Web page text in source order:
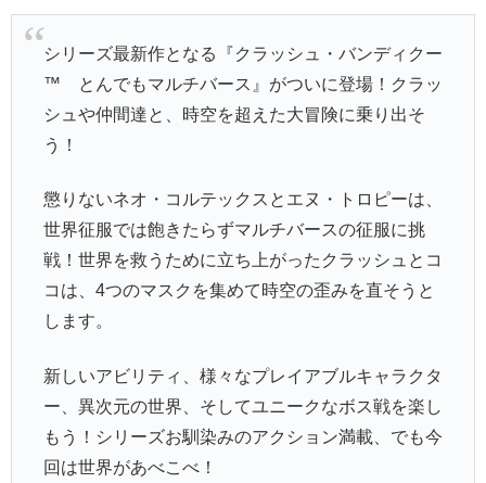
シリーズ最新作となる『クラッシュ・バンディクー
™ とんでもマルチバース』がついに登場！クラッ
シュや仲間達と、時空を超えた大冒険に乗り出そ
う！
懲りないネオ・コルテックスとエヌ・トロピーは、
世界征服では飽きたらずマルチバースの征服に挑
戦！世界を救うために立ち上がったクラッシュとコ
コは、4つのマスクを集めて時空の歪みを直そうと
します。
新しいアビリティ、様々なプレイアブルキャラクタ
ー、異次元の世界、そしてユニークなボス戦を楽し
もう！シリーズお馴染みのアクション満載、でも今
回は世界があべこべ！